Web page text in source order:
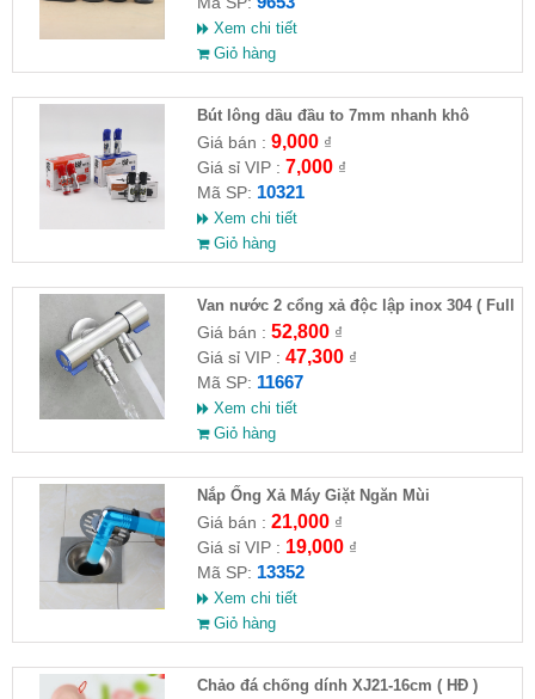
Xem chi tiết
Giỏ hàng
Bút lông dầu đầu to 7mm nhanh khô
Giá bán : 9,000₫
Giá sỉ VIP : 7,000₫
Mã SP: 10321
Xem chi tiết
Giỏ hàng
Van nước 2 cổng xả độc lập inox 304 ( Full
VAT )
Giá bán : 52,800₫
Giá sỉ VIP : 47,300₫
Mã SP: 11667
Xem chi tiết
Giỏ hàng
Nắp Ống Xả Máy Giặt Ngăn Mùi
Giá bán : 21,000₫
Giá sỉ VIP : 19,000₫
Mã SP: 13352
Xem chi tiết
Giỏ hàng
Chảo đá chống dính XJ21-16cm ( HĐ )